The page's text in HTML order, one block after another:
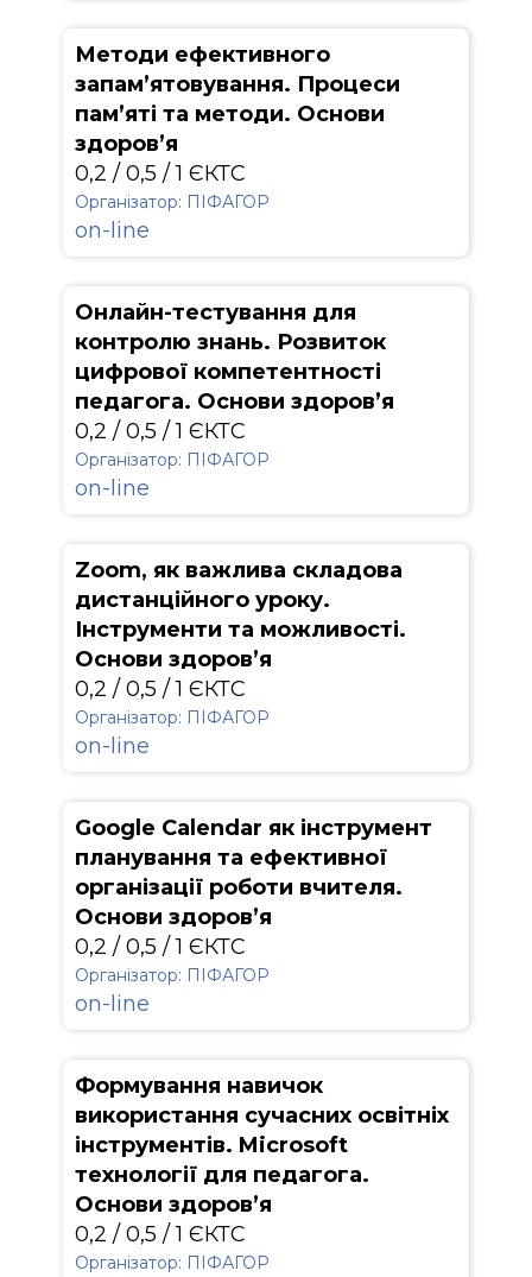
Методи ефективного
запам’ятовування. Процеси
пам’яті та методи. Основи
здоров’я
0,2 / 0,5 / 1 ЄКТС
Організатор: ПІФАГОР
on-line
Онлайн-тестування для
контролю знань. Розвиток
цифрової компетентності
педагога. Основи здоров’я
0,2 / 0,5 / 1 ЄКТС
Організатор: ПІФАГОР
on-line
Zoom, як важлива складова
дистанційного уроку.
Інструменти та можливості.
Основи здоров’я
0,2 / 0,5 / 1 ЄКТС
Організатор: ПІФАГОР
on-line
Google Calendar як інструмент
планування та ефективної
організації роботи вчителя.
Основи здоров’я
0,2 / 0,5 / 1 ЄКТС
Організатор: ПІФАГОР
on-line
Формування навичок
використання сучасних освітніх
інструментів. Microsoft
технології для педагога.
Основи здоров’я
0,2 / 0,5 / 1 ЄКТС
Організатор: ПІФАГОР